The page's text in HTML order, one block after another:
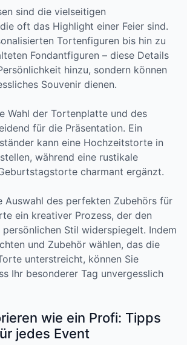
sind die vielseitigen
oft das Highlight einer Feier sind.
Tortenfiguren bis hin zu
Fondantfiguren – diese Details
hinzu, sondern können
Souvenir dienen.
Wahl der Tortenplatte und des
für die Präsentation. Ein
kann eine Hochzeitstorte in
während eine rustikale
charmant ergänzt.
Auswahl des perfekten Zubehörs für
ein kreativer Prozess, der den
persönlichen Stil widerspiegelt. Indem
und Zubehör wählen, das die
unterstreicht, können Sie
Ihr besonderer Tag unvergesslich
wie ein Profi: Tipps
jedes Event